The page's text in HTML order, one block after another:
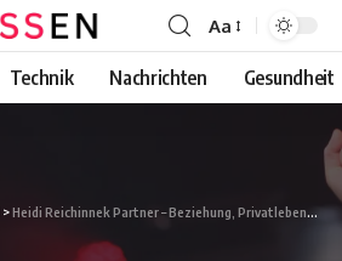
Font
Resizer
Aa
Technik Nachrichten Gesundheit
>Heidi Reichinnek Partner – Beziehung, Privatleben & aktuelle Infos